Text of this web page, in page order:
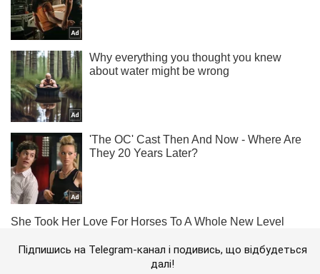
Підпишись на Telegram-канал і подивись, що відбудеться
далі!